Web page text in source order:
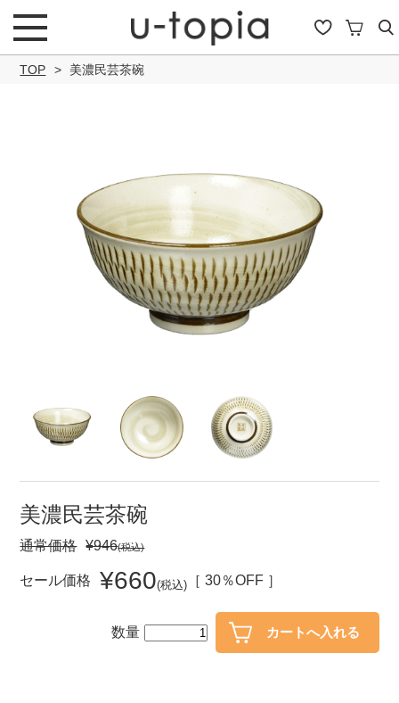
キーワード
セール
10％OFF
アイテム
小皿 中皿・取皿
長皿・さんま皿 付出皿
TOP 美濃民芸茶碗
美濃民芸茶碗
通常価格 ¥946(税込)
セール価格 ¥660(税込) ［ 30％OFF ］
数量